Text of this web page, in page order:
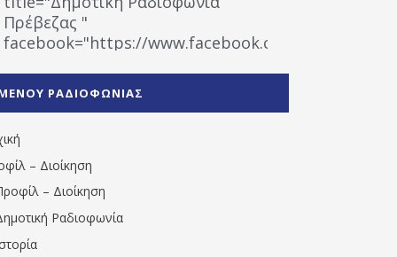
Πρέβεζας "
facebook="https://www.facebook.com/
1531194763766854/" artist="" ]
ΡΑΔΙΟΦΩΝΙΑΣ
– Διοίκηση
– Διοίκηση
Ραδιοφωνία